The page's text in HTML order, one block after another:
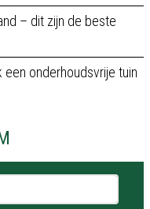
– dit zijn de beste
onderhoudsvrije tuin